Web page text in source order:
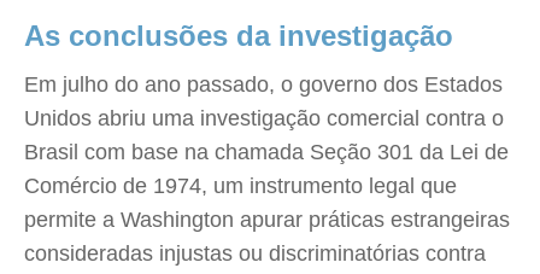
As conclusões da investigação
Em julho do ano passado, o governo dos Estados
Unidos abriu uma investigação comercial contra o
Brasil com base na chamada Seção 301 da Lei de
Comércio de 1974, um instrumento legal que
permite a Washington apurar práticas estrangeiras
consideradas injustas ou discriminatórias contra